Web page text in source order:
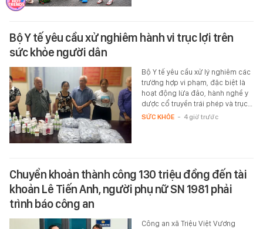
Bộ Y tế yêu cầu xử nghiêm hành vi trục lợi trên
sức khỏe người dân
Bộ Y tế yêu cầu xử lý nghiêm các
trường hợp vi phạm, đặc biệt là
hoạt động lừa đảo, hành nghề y
dược cổ truyền trái phép và trục…
SỨC KHỎE - 4 giờ trước
Chuyển khoản thành công 130 triệu đồng đến tài
khoản Lê Tiến Anh, người phụ nữ SN 1981 phải
trình báo công an
Công an xã Triệu Việt Vương